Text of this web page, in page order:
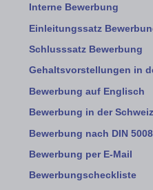
Interne Bewerbung
Einleitungssatz
Schlusssatz Bewerbung
Gehaltsvorstellungen in
Bewerbung auf Englisch
Bewerbung in der Schweiz
Bewerbung nach DIN 5008
Bewerbung per E-Mail
Bewerbungscheckliste